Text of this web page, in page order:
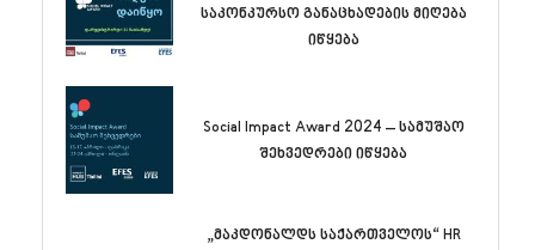
საკონკურსო განაცხადების მიღება
იწყება
Social Impact Award 2024 – სამუშაო
შეხვედრები იწყება
„მაკდონალდს საქართველოს“ HR